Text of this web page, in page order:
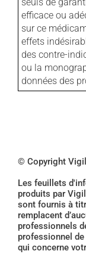
efficace ou
sur ce
effets
des contre-
ou la
données des
© Copyright
Les feuillets
produits par
sont fournis à
remplacent
professionnels
professionnel
qui concerne